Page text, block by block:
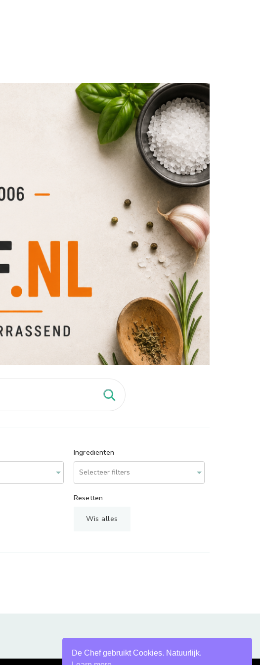
Ingrediënten
Resetten
Wis alles
De Chef gebruikt Cookies. Natuurlijk.